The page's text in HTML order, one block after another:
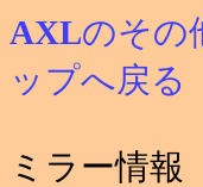
AXLのその
ップへ戻る
ミラー情報